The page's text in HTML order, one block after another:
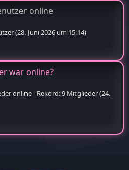
online
(28. Juni 2026 um 15:14)
war online?
online - Rekord: 9 Mitglieder (24.